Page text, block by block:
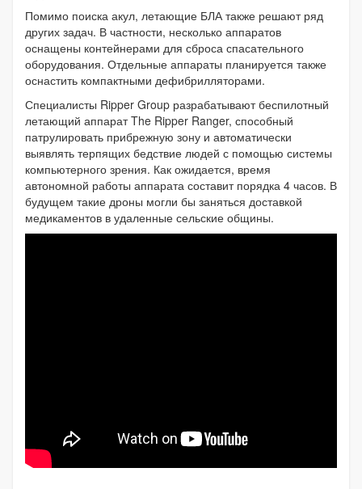
Помимо поиска акул, летающие БЛА также решают ряд
других задач. В частности, несколько аппаратов
оснащены контейнерами для сброса спасательного
оборудования. Отдельные аппараты планируется также
оснастить компактными дефибрилляторами.
Специалисты Ripper Group разрабатывают беспилотный
летающий аппарат The Ripper Ranger, способный
патрулировать прибрежную зону и автоматически
выявлять терпящих бедствие людей с помощью системы
компьютерного зрения. Как ожидается, время
автономной работы аппарата составит порядка 4 часов. В
будущем такие дроны могли бы заняться доставкой
медикаментов в удаленные сельские общины.